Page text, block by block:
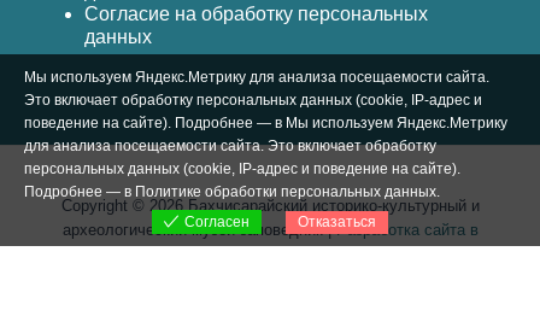
Согласие на обработку персональных
данных
Copyright © 2026 Бахчисарайский историко-культурный и
археологический музей-заповедник |Разработка сайта в
Мы используем Яндекс.Метрику для анализа посещаемости сайта.
Это включает обработку персональных данных (cookie, IP-адрес и
поведение на сайте). Подробнее — в Мы используем Яндекс.Метрику
для анализа посещаемости сайта. Это включает обработку
персональных данных (cookie, IP-адрес и поведение на сайте).
Подробнее — в Политике обработки персональных данных.
Согласен
Отказаться